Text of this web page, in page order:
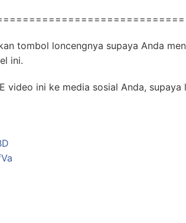
tombol loncengnya supaya Anda
ini.
video ini ke media sosial Anda,